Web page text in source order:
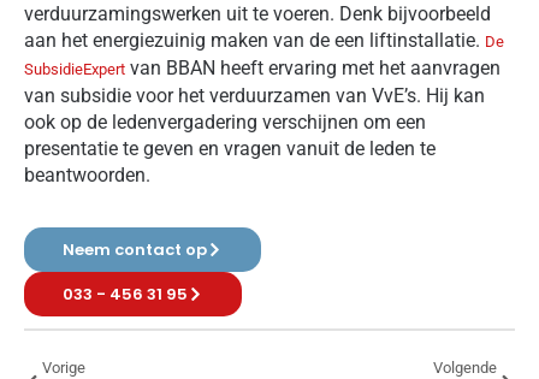
verduurzamingswerken uit te voeren. Denk bijvoorbeeld
aan het energiezuinig maken van de een liftinstallatie. De
SubsidieExpert van BBAN heeft ervaring met het aanvragen
van subsidie voor het verduurzamen van VvE’s. Hij kan
ook op de ledenvergadering verschijnen om een
presentatie te geven en vragen vanuit de leden te
beantwoorden.
Neem contact op
033 - 456 31 95
Vorige Volgende